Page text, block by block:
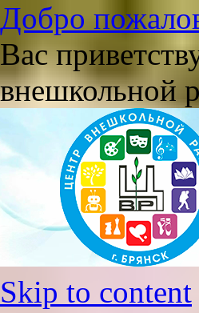
Добро
Вас
внешкольной
Skip to content